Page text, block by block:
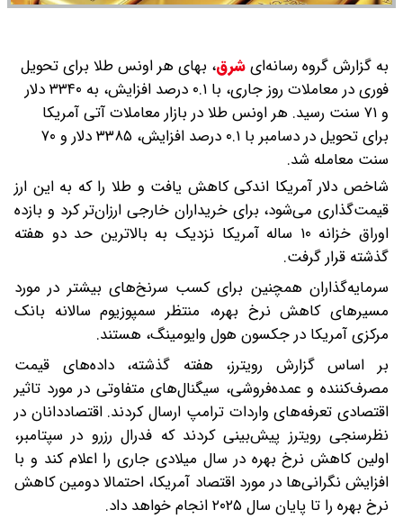
به گزارش گروه رسانه‌ایشرق، بهای هر اونس طلا برای تحویل
فوری در معاملات روز جاری، با ۰.۱ درصد افزایش، به ۳۳۴۰ دلار
و ۷۱ سنت رسید. هر اونس طلا در بازار معاملات آتی آمریکا
برای تحویل در دسامبر با ۰.۱ درصد افزایش، ۳۳۸۵ دلار و ۷۰
سنت معامله شد.
شاخص دلار آمریکا اندکی کاهش یافت و طلا را که به این ارز
قیمت‌گذاری می‌شود، برای خریداران خارجی ارزان‌تر کرد و بازده
اوراق خزانه ۱۰ ساله آمریکا نزدیک به بالاترین حد دو هفته
گذشته قرار گرفت.
سرمایه‌گذاران همچنین برای کسب سرنخ‌های بیشتر در مورد
مسیرهای کاهش نرخ بهره، منتظر سمپوزیوم سالانه بانک
مرکزی آمریکا در جکسون هول وایومینگ، هستند.
بر اساس گزارش رویترز، هفته گذشته، داده‌های قیمت
مصرف‌کننده و عمده‌فروشی، سیگنال‌های متفاوتی در مورد تاثیر
اقتصادی تعرفه‌های واردات ترامپ ارسال کردند. اقتصاددانان در
نظرسنجی رویترز پیش‌بینی کردند که فدرال رزرو در سپتامبر،
اولین کاهش نرخ بهره در سال میلادی جاری را اعلام کند و با
افزایش نگرانی‌ها در مورد اقتصاد آمریکا، احتمالا دومین کاهش
نرخ بهره را تا پایان سال ۲۰۲۵ انجام خواهد داد.